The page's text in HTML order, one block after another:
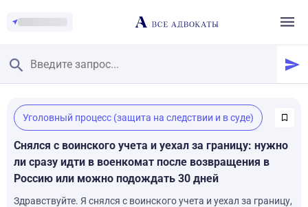
Главная
/
Смотреть заданные вопросы
/
Задать вопрос
Уголовный процесс (защита на следствии и в суде)
Снялся с воинского учета и уехал за границу: нужно
ли сразу идти в военкомат после возвращения в
Россию или можно подождать 30 дней
Здравствуйте. Я снялся с воинского учета и уехал за границу,